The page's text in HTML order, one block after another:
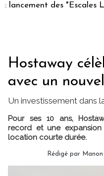
des "Escales
Hostaway
avec un
Un investissement dans
Pour ses 10 ans,
record et une
location courte durée.
Rédigé par